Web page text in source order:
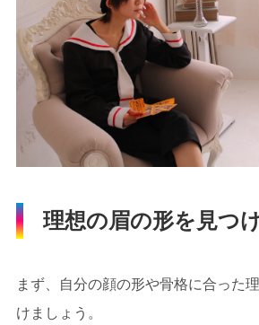
理想の眉の形を見つ
まず、自分の顔の形や骨格に合った
けましょう。